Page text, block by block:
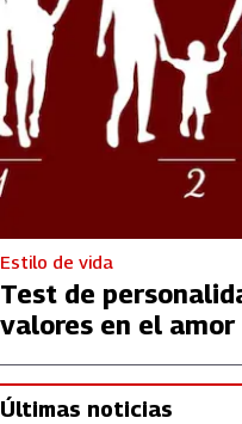
Estilo de vida
Test de
valores en el amor
Últimas noticias